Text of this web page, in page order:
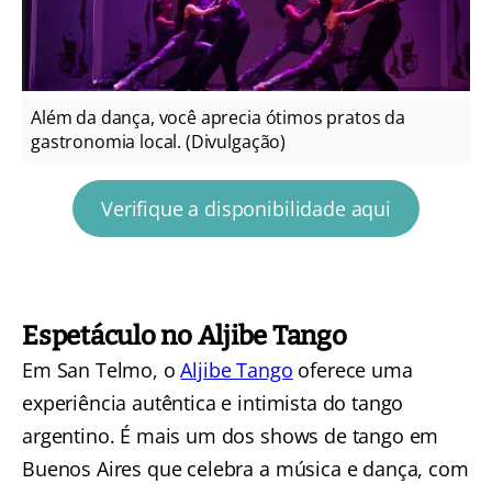
Além da dança, você aprecia ótimos pratos da
gastronomia local. (Divulgação)
Verifique a disponibilidade aqui
Espetáculo no Aljibe Tango
Em San Telmo, oAljibe Tango oferece uma
experiência autêntica e intimista do tango
argentino. É mais um dos shows de tango em
Buenos Aires que celebra a música e dança, com